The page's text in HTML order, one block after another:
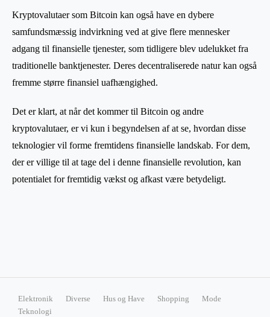
Kryptovalutaer som Bitcoin kan også have en dybere
samfundsmæssig indvirkning ved at give flere mennesker
adgang til finansielle tjenester, som tidligere blev udelukket fra
traditionelle banktjenester. Deres decentraliserede natur kan også
fremme større finansiel uafhængighed.
Det er klart, at når det kommer til Bitcoin og andre
kryptovalutaer, er vi kun i begyndelsen af at se, hvordan disse
teknologier vil forme fremtidens finansielle landskab. For dem,
der er villige til at tage del i denne finansielle revolution, kan
potentialet for fremtidig vækst og afkast være betydeligt.
Elektronik Diverse Hus og Have Shopping
Mode
Teknologi